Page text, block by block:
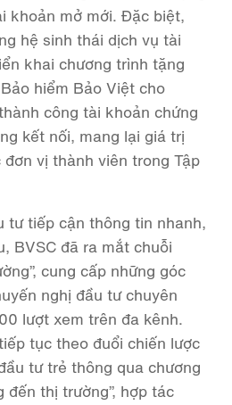
khoản mở mới. Đặc biệt,
hệ sinh thái dịch vụ tài
khai chương trình tặng
hiểm Bảo Việt cho
công tài khoản chứng
kết nối, mang lại giá trị
vị thành viên trong Tập
tư tiếp cận thông tin nhanh,
BVSC đã ra mắt chuỗi
cung cấp những góc
nghị đầu tư chuyên
lượt xem trên đa kênh.
tục theo đuổi chiến lược
tư trẻ thông qua chương
đến thị trường”, hợp tác